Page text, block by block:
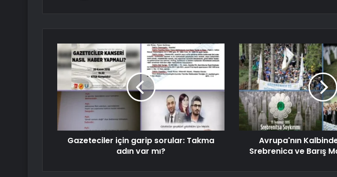
Gazeteciler için garip sorular: Takma
adın var mı?
Avrupa'nın
Srebrenica ve Barış